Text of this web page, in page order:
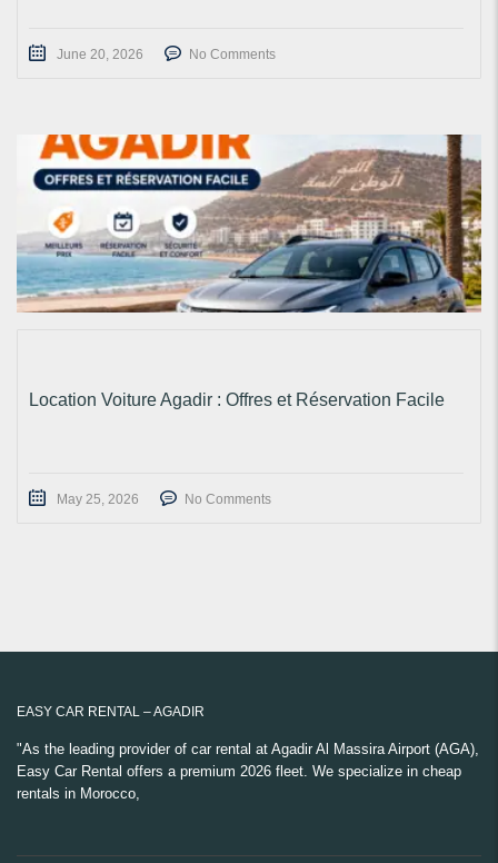
June 20, 2026 No Comments
Location Voiture Agadir : Offres et Réservation Facile
May 25, 2026 No Comments
EASY CAR RENTAL – AGADIR
"As the leading provider of car rental at Agadir Al Massira Airport (AGA),
Easy Car Rental offers a premium 2026 fleet. We specialize in cheap
rentals in Morocco,